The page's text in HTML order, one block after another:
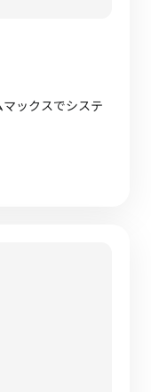
ックスでシステ